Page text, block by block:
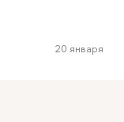
20 января